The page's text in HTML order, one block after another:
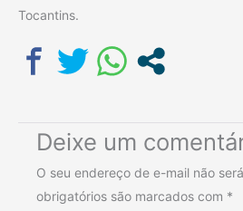
Tocantins.
Deixe um
O seu endereço de e-mail não
obrigatórios são marcados com *